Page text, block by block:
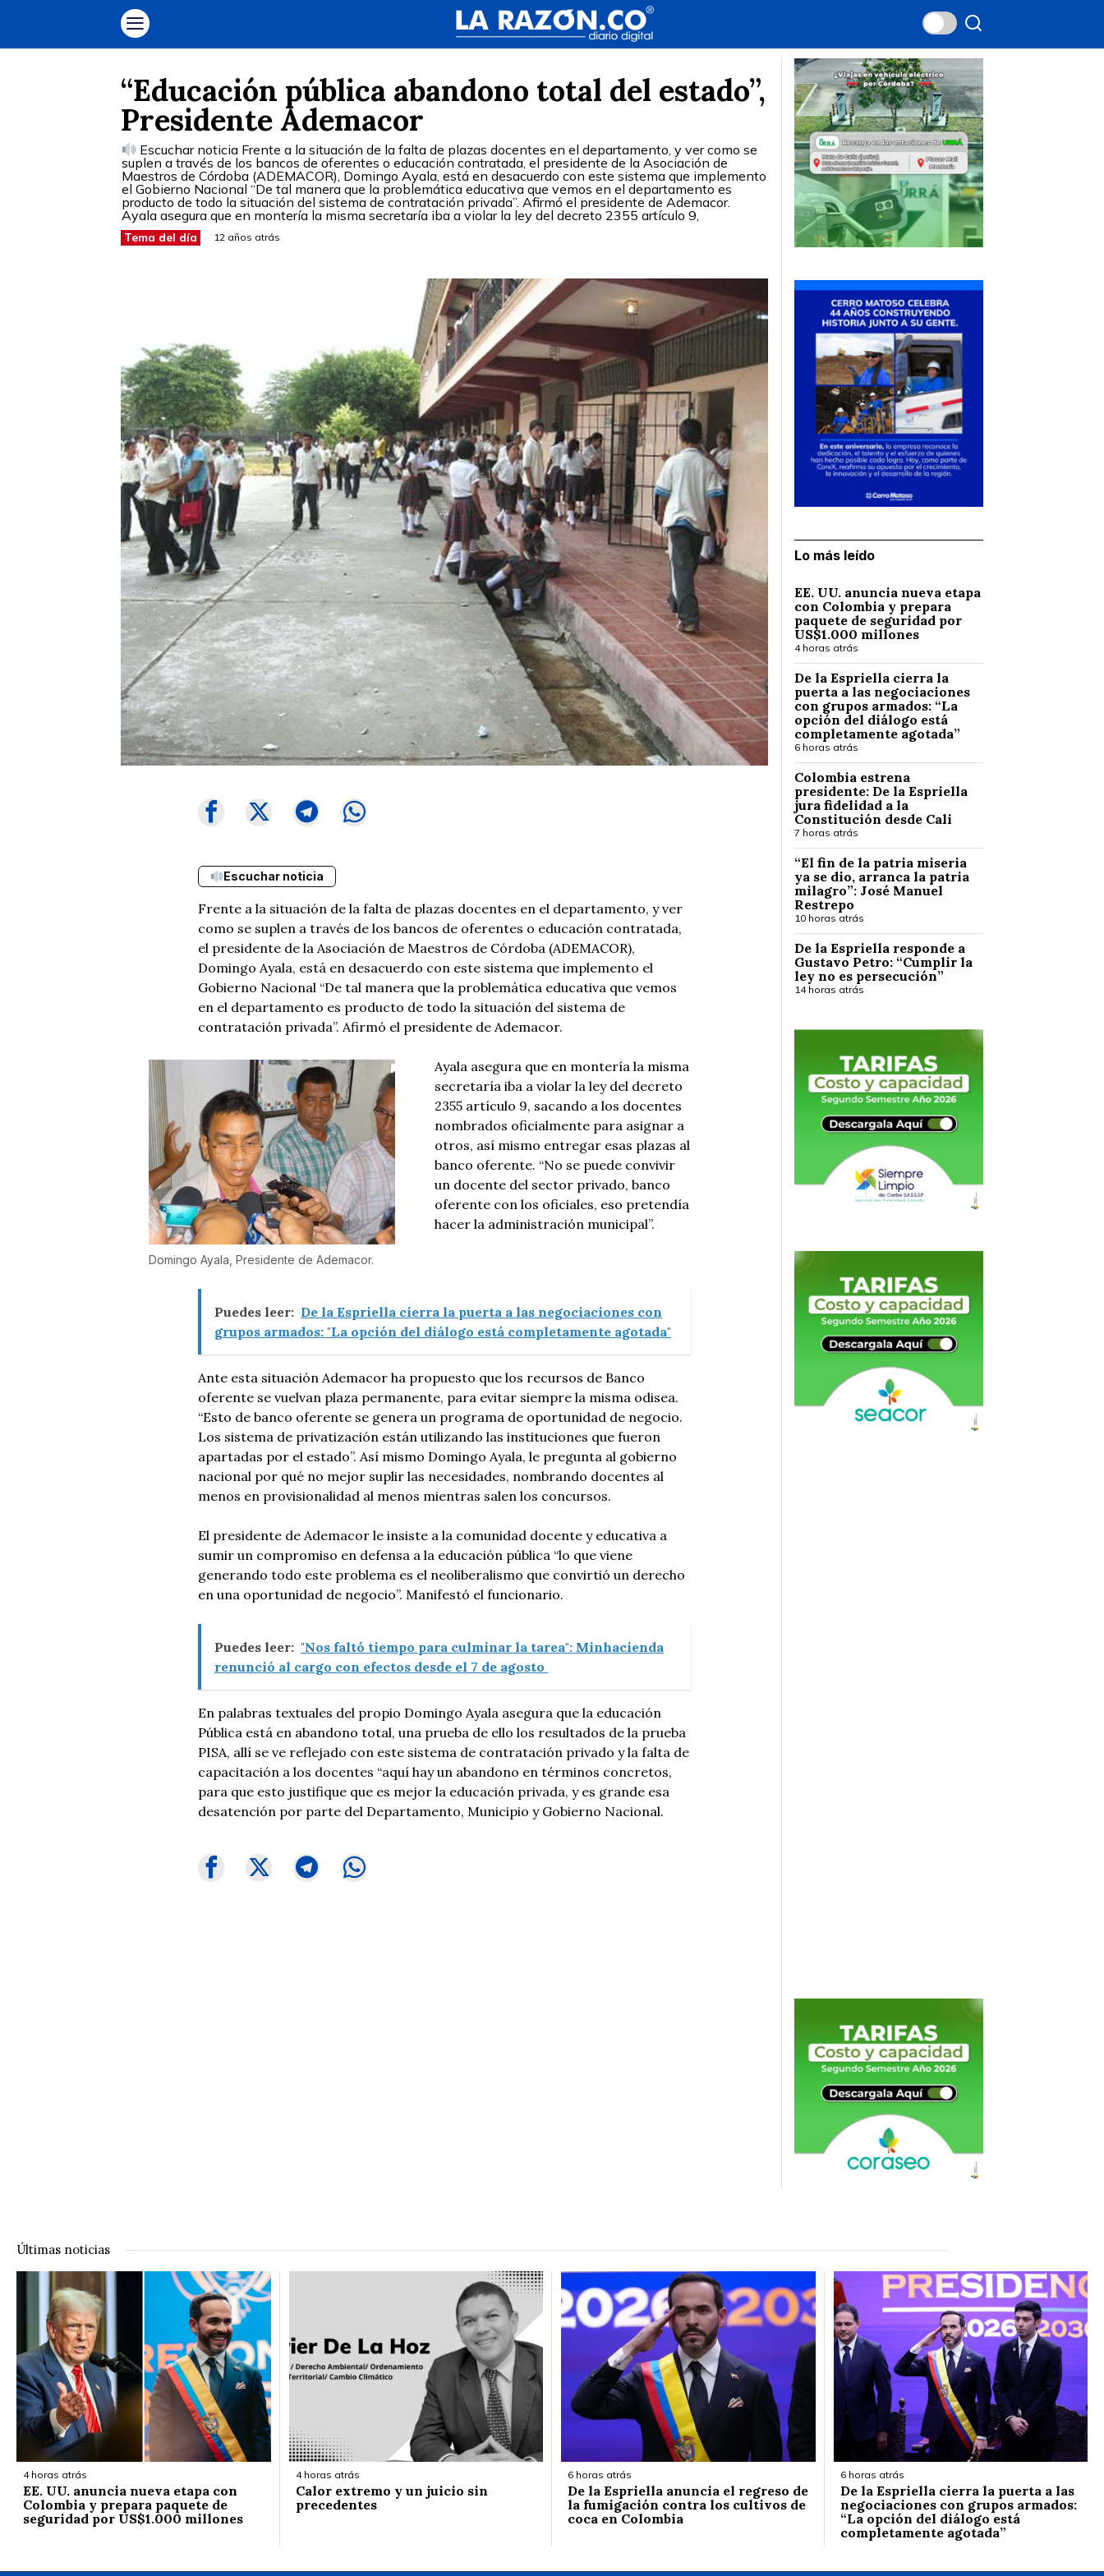
“Educación pública abandono total del estado”,
Presidente Ademacor
Escuchar noticia Frente a la situación de la falta de plazas docentes en el departamento, y ver como se
suplen a través de los bancos de oferentes o educación contratada, el presidente de la Asociación de
Maestros de Córdoba (ADEMACOR), Domingo Ayala, está en desacuerdo con este sistema que implemento
el Gobierno Nacional “De tal manera que la problemática educativa que vemos en el departamento es
producto de todo la situación del sistema de contratación privada”. Afirmó el presidente de Ademacor.
Ayala asegura que en montería la misma secretaría iba a violar la ley del decreto 2355 artículo 9,
Tema del día 12 años atrás
Escuchar noticia
Frente a la situación de la falta de plazas docentes en el departamento, y ver
como se suplen a través de los bancos de oferentes o educación contratada,
el presidente de la Asociación de Maestros de Córdoba (ADEMACOR),
Domingo Ayala, está en desacuerdo con este sistema que implemento el
Gobierno Nacional “De tal manera que la problemática educativa que vemos
en el departamento es producto de todo la situación del sistema de
contratación privada”. Afirmó el presidente de Ademacor.
Domingo Ayala, Presidente de Ademacor.
Ayala asegura que en montería la misma
secretaría iba a violar la ley del decreto
2355 artículo 9, sacando a los docentes
nombrados oficialmente para asignar a
otros, así mismo entregar esas plazas al
banco oferente. “No se puede convivir
un docente del sector privado, banco
oferente con los oficiales, eso pretendía
hacer la administración municipal”.
Puedes leer: De la Espriella cierra la puerta a las negociaciones con
grupos armados: "La opción del diálogo está completamente agotada"
Ante esta situación Ademacor ha propuesto que los recursos de Banco
oferente se vuelvan plaza permanente, para evitar siempre la misma odisea.
“Esto de banco oferente se genera un programa de oportunidad de negocio.
Los sistema de privatización están utilizando las instituciones que fueron
apartadas por el estado”. Así mismo Domingo Ayala, le pregunta al gobierno
nacional por qué no mejor suplir las necesidades, nombrando docentes al
menos en provisionalidad al menos mientras salen los concursos.
El presidente de Ademacor le insiste a la comunidad docente y educativa a
sumir un compromiso en defensa a la educación pública “lo que viene
generando todo este problema es el neoliberalismo que convirtió un derecho
en una oportunidad de negocio”. Manifestó el funcionario.
Puedes leer: "Nos faltó tiempo para culminar la tarea": Minhacienda
renunció al cargo con efectos desde el 7 de agosto
En palabras textuales del propio Domingo Ayala asegura que la educación
Pública está en abandono total, una prueba de ello los resultados de la prueba
PISA, allí se ve reflejado con este sistema de contratación privado y la falta de
capacitación a los docentes “aquí hay un abandono en términos concretos,
para que esto justifique que es mejor la educación privada, y es grande esa
desatención por parte del Departamento, Municipio y Gobierno Nacional.
Lo más leído
EE. UU. anuncia nueva etapa
con Colombia y prepara
paquete de seguridad por
US$1.000 millones
4 horas atrás
De la Espriella cierra la
puerta a las negociaciones
con grupos armados: “La
opción del diálogo está
completamente agotada”
6 horas atrás
Colombia estrena
presidente: De la Espriella
jura fidelidad a la
Constitución desde Cali
7 horas atrás
“El fin de la patria miseria
ya se dio, arranca la patria
milagro”: José Manuel
Restrepo
10 horas atrás
De la Espriella responde a
Gustavo Petro: “Cumplir la
ley no es persecución”
14 horas atrás
Últimas noticias
4 horas atrás
EE. UU. anuncia nueva etapa con
Colombia y prepara paquete de
seguridad por US$1.000 millones
4 horas atrás
Calor extremo y un juicio sin
precedentes
6 horas atrás
De la Espriella anuncia el regreso de
la fumigación contra los cultivos de
coca en Colombia
6 horas atrás
De la Espriella cierra la puerta a las
negociaciones con grupos armados:
“La opción del diálogo está
completamente agotada”